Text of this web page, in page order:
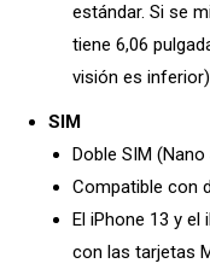
estándar. Si se
tiene 6,06
visión es
SIM
Doble SIM (Nano
Compatible con
El iPhone 13 y
con las tarjetas